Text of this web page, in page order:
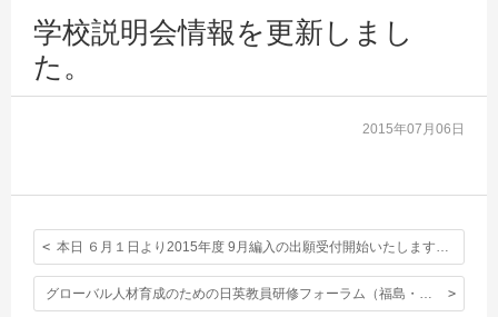
学校説明会情報を更新しまし
た。
2015年07月06日